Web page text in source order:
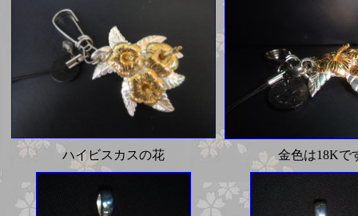
ハイビスカスの花 金色は18Kで